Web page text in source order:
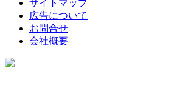
サイトマップ
広告について
お問合せ
会社概要